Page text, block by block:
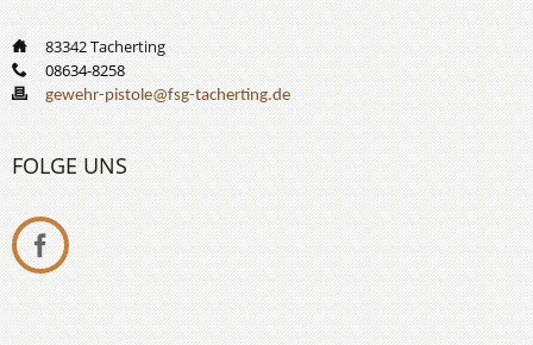
83342 Tacherting
08634-8258
gewehr-pistole@fsg-tacherting.de
FOLGE UNS